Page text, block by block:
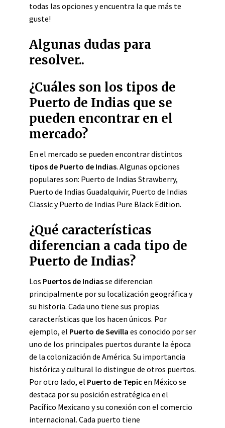
todas las opciones y encuentra la que más te
guste!
Algunas dudas para
resolver..
¿Cuáles son los tipos de
Puerto de Indias que se
pueden encontrar en el
mercado?
En el mercado se pueden encontrar distintos
tipos de Puerto de Indias. Algunas opciones
populares son: Puerto de Indias Strawberry,
Puerto de Indias Guadalquivir, Puerto de Indias
Classic y Puerto de Indias Pure Black Edition.
¿Qué características
diferencian a cada tipo de
Puerto de Indias?
Los Puertos de Indiasse diferencian
principalmente por su localización geográfica y
su historia. Cada uno tiene sus propias
características que los hacen únicos. Por
ejemplo, el Puerto de Sevilla es conocido por ser
uno de los principales puertos durante la época
de la colonización de América. Su importancia
histórica y cultural lo distingue de otros puertos.
Por otro lado, el Puerto de Tepic en México se
destaca por su posición estratégica en el
Pacífico Mexicano y su conexión con el comercio
internacional. Cada puerto tiene